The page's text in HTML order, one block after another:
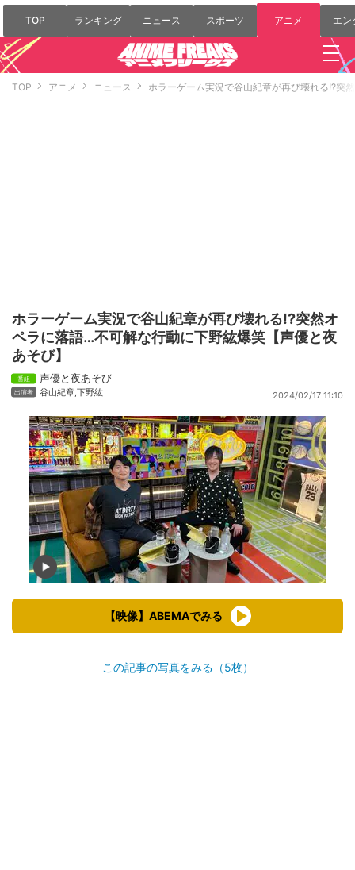
TOP ランキング ニュース スポーツ アニメ エン
TOP アニメ ニュース ホラーゲーム実況で谷山紀章が再び壊れる!?突
ホラーゲーム実況で谷山紀章が再び壊れる!?突然オ
ペラに落語…不可解な行動に下野紘爆笑【声優と夜
あそび】
声優と夜あそび
谷山紀章 下野紘 2024/02/17 11:10
【映像】ABEMAでみる
この記事の写真をみる（5枚）